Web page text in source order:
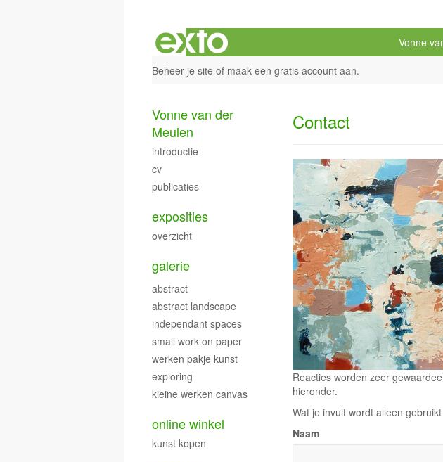
Vonne
Beheer je site of maak een gratis account aan.
Contact
Reacties worden zeer
hieronder.
Wat je invult wordt alleen
Naam
Vonne van der
Meulen
introductie
cv
publicaties
exposities
overzicht
galerie
abstract
abstract landscape
independant spaces
small work on paper
werken pakje kunst
exploring
kleine werken canvas
online winkel
kunst kopen